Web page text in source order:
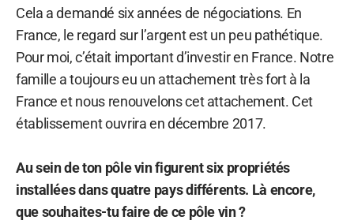
Cela a demandé six années de négociations. En
France, le regard sur l’argent est un peu pathétique.
Pour moi, c’était important d’investir en France. Notre
famille a toujours eu un attachement très fort à la
France et nous renouvelons cet attachement. Cet
établissement ouvrira en décembre 2017.
Au sein de ton pôle vin figurent six propriétés
installées dans quatre pays différents. Là encore,
que souhaites-tu faire de ce pôle vin ?